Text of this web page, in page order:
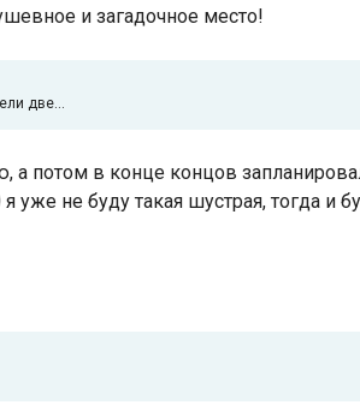
и загадочное место!
две...
потом в конце концов
уже не буду такая шустрая, тогда и